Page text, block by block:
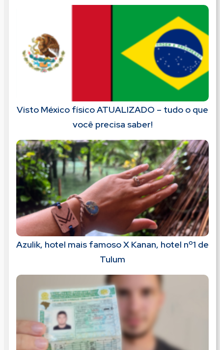
Visto México físico ATUALIZADO – tudo o que
você precisa saber!
Azulik, hotel mais famoso X Kanan, hotel nº1 de
Tulum